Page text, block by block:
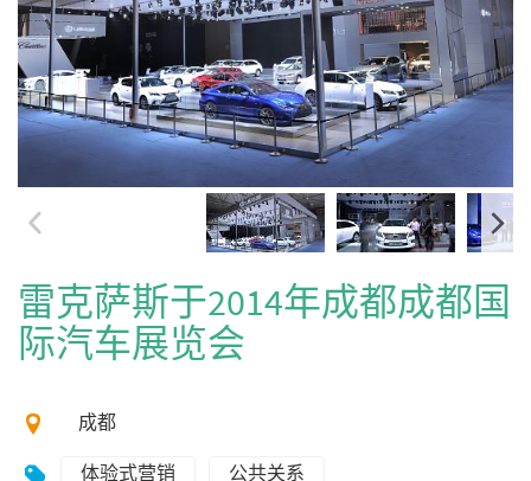
雷克萨斯于2014年成都成都国
际汽车展览会
成都
体验式营销
公共关系